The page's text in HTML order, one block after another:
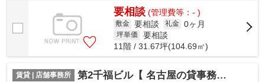
要相談 (管理費等：- )
敷金 要相談 礼金 0ヶ月
坪単価
要相談
11階 / 31.67坪(104.69㎡)
賃貸 | 店舗事務所 第2千福ビル【 名古屋の貸事務所・貸オフィス 】